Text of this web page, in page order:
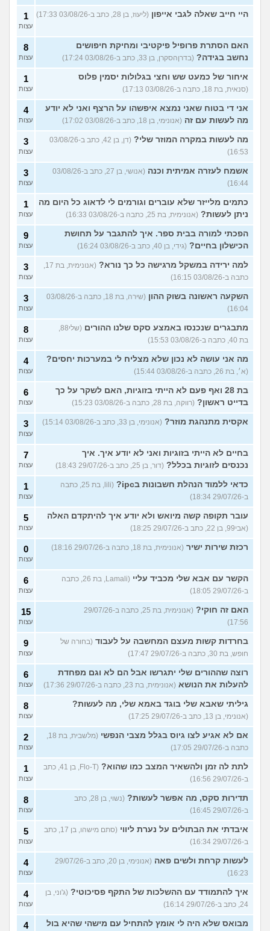
היי חייב שאלה לגבי אייפון (ליעוז, בן 28, כתב ב-03/08/26 17:33) 1
עצות
האם הסתרת פרופיל פיקטיבי ומחיקת חיפושים
נחשב בגידה? (בדרןהסקרן, בן 33, כתב ב-03/08/26 17:24)
8
עצות
איחור של כמעט שש וחצי בגלולות יסמין פלוס
(סנאית, בת 18, כתבה ב-03/08/26 17:13)
1
עצות
אני די בטוח שאני נמצא איפשהו על הרצף ואני לא יודע
מה לעשות עם זה (אנונימי, בן 18, כתב ב-03/08/26 17:02)
4
עצות
מה לעשות במקרה המוזר שלי?
(דן, בן 42, כתב ב-03/08/26
16:53)
3
עצות
אשמח לעזרה אמיתית וכנה
(אנושי, בן 27, כתב ב-03/08/26
16:44)
3
עצות
כתמים מלייזר שלא עוברים וגורמים לי לדאוג כל היום מה
ניתן לעשות? (אנונימית, בת 25, כתבה ב-03/08/26 16:33)
1
עצות
הפכתי למורה בבית ספר. איך להתגבר על תחושת
הכישלון בחיים? (גידי, בן 40, כתב ב-03/08/26 16:24)
9
עצות
למה ירידה במשקל מרגישה כל כך נורא?
(אנונימית, בת 17,
כתבה ב-03/08/26 16:15)
3
עצות
השקעה ראשונה בשוק ההון
(שירה, בת 18, כתבה ב-03/08/26
16:04)
3
עצות
מתבגרים שנכנסו באמצע סקס שלנו ההורים
(שלי88,
בת 40, כתבה ב-03/08/26 15:53)
8
עצות
מה אני עושה לא נכון שלא מצליח לי במערכות יחסים?
(א׳, בת 26, כתבה ב-03/08/26 15:44)
4
עצות
בת 28 ואף פעם לא הייתי בזוגיות, האם לשקר על כך
בדייט ראשון? (רווקה, בת 28, כתבה ב-03/08/26 15:23)
6
עצות
אקסית מתנהגת מוזר? (אנונימי, בן 33, כתב ב-03/08/26 15:14) 3
עצות
בחיים לא הייתי בזוגיות ואני לא יודע איך. איך
נכנסים לזוגיות בכלל? (דור, בן 25, כתב ב-29/07/26 18:43)
7
עצות
כדאי ללמוד הנהלת חשבונות בipc?
(lili, בת 25, כתבה
ב-29/07/26 18:34)
1
עצות
עובר תקופה קשה מיואש ולא יודע איך להיתקדם האלה
(אבי99, בן 22, כתב ב-29/07/26 18:25)
5
עצות
רכזת שירות ישיר (אנונימית, בת 18, כתבה ב-29/07/26 18:16) 0
עצות
הקשר עם אבא שלי מכביד עליי
(Lamali, בת 26, כתבה
ב-29/07/26 18:05)
6
עצות
האם זה חוקי?
(אנונימית, בת 25, כתבה ב-29/07/26
17:56)
15
עצות
בחרדות קשות מעצם המחשבה על לעבוד (בחורה של
חופש, בת 30, כתבה ב-29/07/26 17:47)
9
עצות
רוצה שההורים שלי יתגרשו אבל הם לא וגם מפחדת
להעלות את הנושא (אנונימית, בת 23, כתבה ב-29/07/26 17:36)
6
עצות
גיליתי שאבא שלי בוגד באמא שלי, מה לעשות?
(אנונימי, בן 13, כתב ב-29/07/26 17:25)
8
עצות
אם לא אגיע לצו גיוס בגלל מצבי הנפשי
(מלשבית, בת 18,
כתבה ב-29/07/26 17:05)
2
עצות
לתת לה זמן ולהשאיר המצב כמו שהוא?
(Flo-T, בן 41, כתב
ב-29/07/26 16:56)
1
עצות
תדירות סקס, מה אפשר לעשות?
(נשוי, בן 28, כתב
ב-29/07/26 16:45)
8
עצות
איבדתי את הבתולים על נערת ליווי
(סתם מישהו, בן 17, כתב
ב-29/07/26 16:34)
5
עצות
לעשות קרחת ולשים פאה
(אנונימי, בן 20, כתב ב-29/07/26
16:23)
4
עצות
איך להתמודד עם ההשלכות של התקף פסיכוטי? (ג'וני, בן
24, כתב ב-29/07/26 16:14)
4
עצות
מבואס שלא היה לי אומץ להתחיל עם מישהי שהיא בול
4